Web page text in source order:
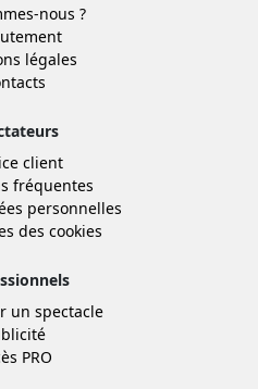
nous ?
légales
client
fréquentes
personnelles
des cookies
un spectacle
PRO